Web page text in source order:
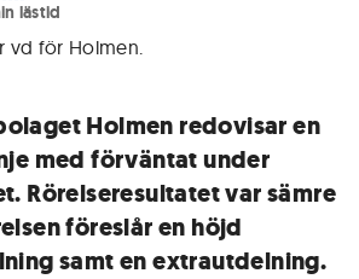
lästid
vd för Holmen.
Holmen redovisar en
med förväntat under
Rörelseresultatet var sämre
föreslår en höjd
samt en extrautdelning.